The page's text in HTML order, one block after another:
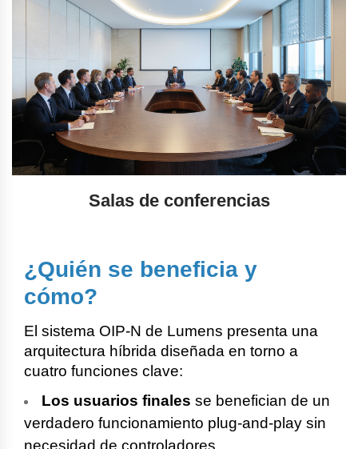
Salas de conferencias
¿Quién se beneficia y
cómo?
El sistema OIP-N de Lumens presenta una
arquitectura híbrida diseñada en torno a
cuatro funciones clave:
Los usuarios finales se benefician de un
verdadero funcionamiento plug-and-play sin
necesidad de controladores.